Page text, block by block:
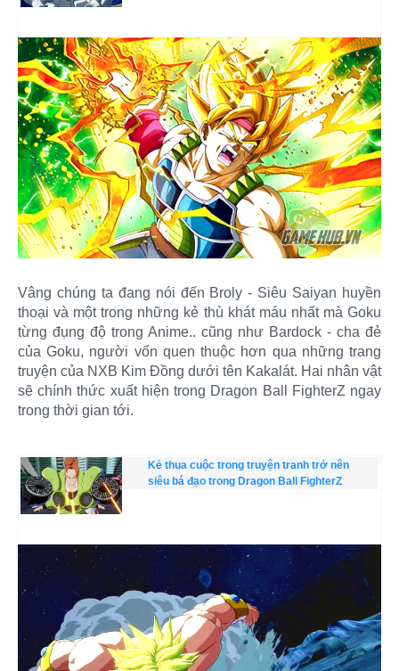
Vâng chúng ta đang nói đến Broly - Siêu Saiyan huyền
thoại và một trong những kẻ thù khát máu nhất mà Goku
từng đụng độ trong Anime.. cũng như Bardock - cha đẻ
của Goku, người vốn quen thuộc hơn qua những trang
truyện của NXB Kim Đồng dưới tên Kakalát. Hai nhân vật
sẽ chính thức xuất hiện trong Dragon Ball FighterZ ngay
trong thời gian tới.
Kẻ thua cuộc trong truyện tranh trở nên
siêu bá đạo trong Dragon Ball FighterZ